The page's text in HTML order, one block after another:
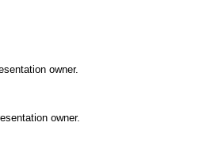
owner.
owner.